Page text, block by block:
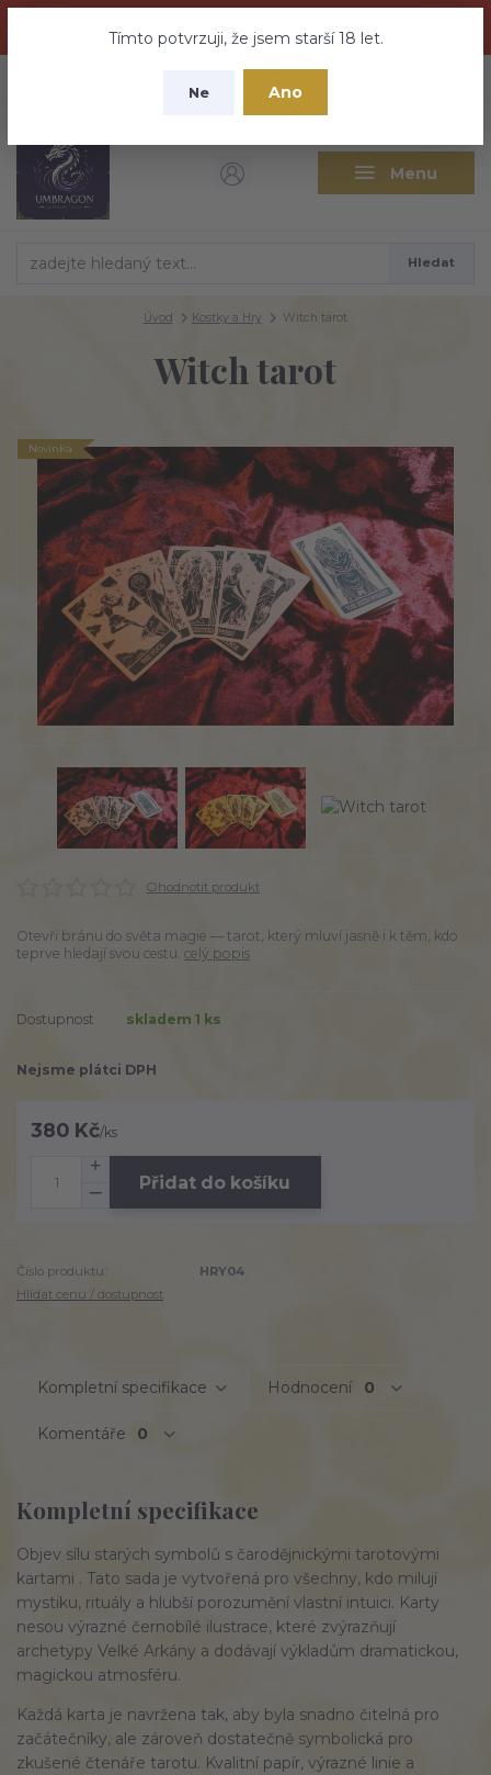
nebuďte vyděšeni zde najdete vše a ještě mnohem víc
Tímto potvrzuji, že jsem starší 18 let.
Ne Ano
Menu
CZK
Hledat
Úvod Kostky a Hry Witch tarot
Witch tarot
Novinka
Ohodnotit produkt
Otevři bránu do světa magie — tarot, který mluví jasně i k těm, kdo
teprve hledají svou cestu. celý popis
Dostupnost skladem 1 ks
Nejsme plátci DPH
380 Kč/ks
Přidat do košíku
Číslo produktu:
HRY04
Hlídat cenu / dostupnost
Kompletní specifikace Hodnocení 0
Komentáře 0
Kompletní specifikace
Objev sílu starých symbolů s čarodějnickými tarotovými
kartami . Tato sada je vytvořená pro všechny, kdo milují
mystiku, rituály a hlubší porozumění vlastní intuici. Karty
nesou výrazné černobílé ilustrace, které zvýrazňují
archetypy Velké Arkány a dodávají výkladům dramatickou,
magickou atmosféru.
Každá karta je navržena tak, aby byla snadno čitelná pro
začátečníky, ale zároveň dostatečně symbolická pro
zkušené čtenáře tarotu. Kvalitní papír, výrazné linie a